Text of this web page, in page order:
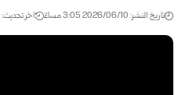
تاريخ النشر: 2026/06/10 3:05 مساءً اخر تحديث: 2026/06/10 4:12 مساءً